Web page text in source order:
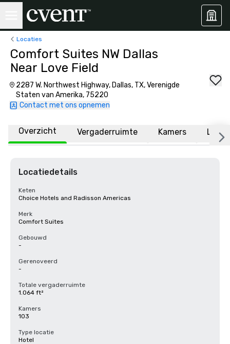
Locaties
Comfort Suites NW Dallas
Near Love Field
2287 W. Northwest Highway, Dallas, TX, Verenigde
Staten van Amerika, 75220
Contact met ons opnemen
Overzicht Vergaderruimte Kamers
Locatiedetails
Keten
Choice Hotels and Radisson Americas
Merk
Comfort Suites
Gebouwd
-
Gerenoveerd
-
Totale vergaderruimte
1.064 ft²
Kamers
103
Type locatie
Hotel